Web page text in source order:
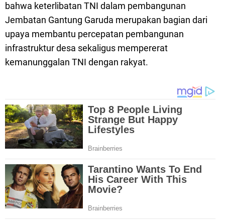
bahwa keterlibatan TNI dalam pembangunan
Jembatan Gantung Garuda merupakan bagian dari
upaya membantu percepatan pembangunan
infrastruktur desa sekaligus mempererat
kemanunggalan TNI dengan rakyat.